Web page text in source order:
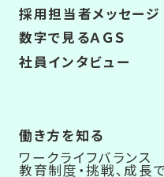
採用担当者メッセージ
数字で見るＡＧＳ
社員インタビュー
働き方を知る
ワークライフバランス
教育制度・挑戦、成長